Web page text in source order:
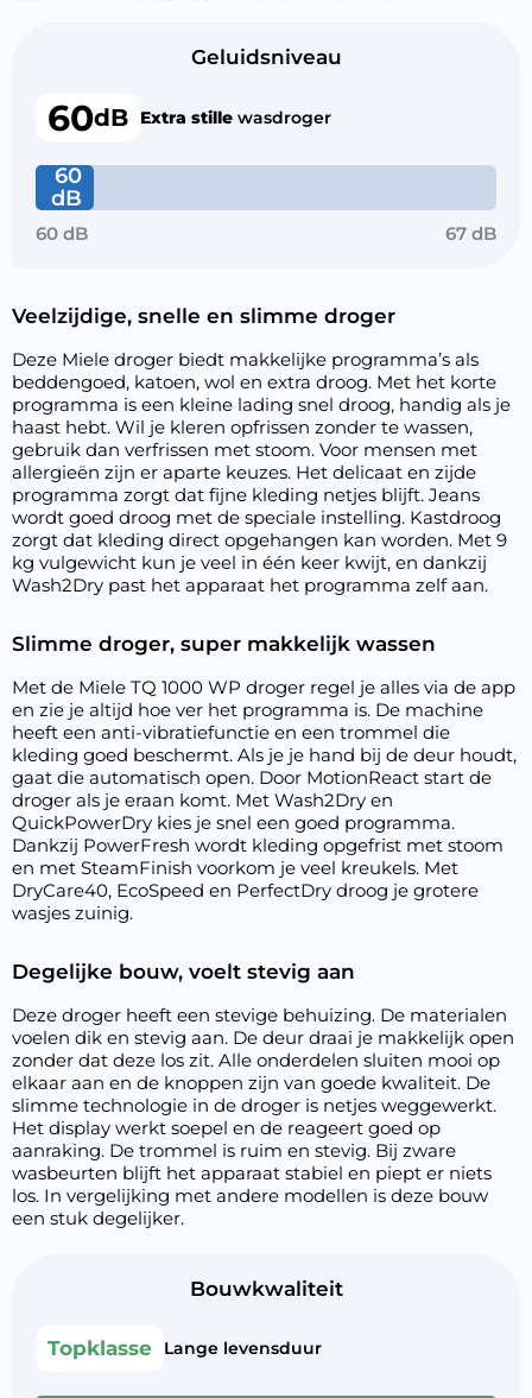
Geluidsniveau
60dB Extra stille wasdroger
60
dB
60 dB 67 dB
Veelzijdige, snelle en slimme droger
Deze Miele droger biedt makkelijke programma’s als
beddengoed, katoen, wol en extra droog. Met het korte
programma is een kleine lading snel droog, handig als je
haast hebt. Wil je kleren opfrissen zonder te wassen,
gebruik dan verfrissen met stoom. Voor mensen met
allergieën zijn er aparte keuzes. Het delicaat en zijde
programma zorgt dat fijne kleding netjes blijft. Jeans
wordt goed droog met de speciale instelling. Kastdroog
zorgt dat kleding direct opgehangen kan worden. Met 9
kg vulgewicht kun je veel in één keer kwijt, en dankzij
Wash2Dry past het apparaat het programma zelf aan.
Slimme droger, super makkelijk wassen
Met de Miele TQ 1000 WP droger regel je alles via de app
en zie je altijd hoe ver het programma is. De machine
heeft een anti-vibratiefunctie en een trommel die
kleding goed beschermt. Als je je hand bij de deur houdt,
gaat die automatisch open. Door MotionReact start de
droger als je eraan komt. Met Wash2Dry en
QuickPowerDry kies je snel een goed programma.
Dankzij PowerFresh wordt kleding opgefrist met stoom
en met SteamFinish voorkom je veel kreukels. Met
DryCare40, EcoSpeed en PerfectDry droog je grotere
wasjes zuinig.
Degelijke bouw, voelt stevig aan
Deze droger heeft een stevige behuizing. De materialen
voelen dik en stevig aan. De deur draai je makkelijk open
zonder dat deze los zit. Alle onderdelen sluiten mooi op
elkaar aan en de knoppen zijn van goede kwaliteit. De
slimme technologie in de droger is netjes weggewerkt.
Het display werkt soepel en de reageert goed op
aanraking. De trommel is ruim en stevig. Bij zware
wasbeurten blijft het apparaat stabiel en piept er niets
los. In vergelijking met andere modellen is deze bouw
een stuk degelijker.
Bouwkwaliteit
Topklasse Lange levensduur